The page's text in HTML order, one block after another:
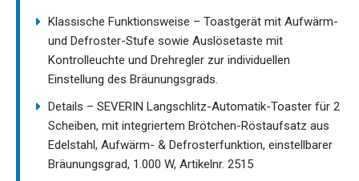
Klassische Funktionsweise – Toastgerät mit Aufwärm-
und Defroster-Stufe sowie Auslösetaste mit
Kontrolleuchte und Drehregler zur individuellen
Einstellung des Bräunungsgrads.
Details – SEVERIN Langschlitz-Automatik-Toaster für 2
Scheiben, mit integriertem Brötchen-Röstaufsatz aus
Edelstahl, Aufwärm- & Defrosterfunktion, einstellbarer
Bräunungsgrad, 1.000 W, Artikelnr. 2515